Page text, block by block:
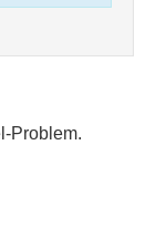
Problem.